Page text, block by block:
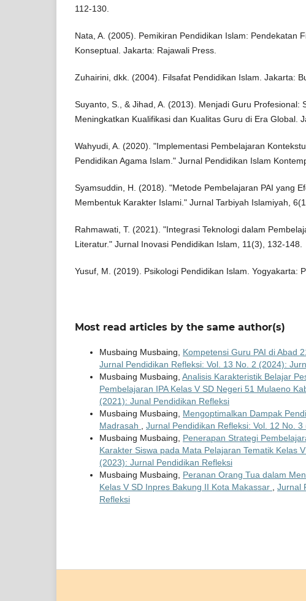
112-130.
Nata, A. (2005). Pemikiran Pendidikan Islam: Pendekatan
Konseptual. Jakarta: Rajawali Press.
Zuhairini, dkk. (2004). Filsafat Pendidikan Islam. Jakarta:
Suyanto, S., & Jihad, A. (2013). Menjadi Guru Profesional:
Meningkatkan Kualifikasi dan Kualitas Guru di Era Global.
Wahyudi, A. (2020). "Implementasi Pembelajaran
Pendidikan Agama Islam." Jurnal Pendidikan Islam
Syamsuddin, H. (2018). "Metode Pembelajaran PAI yang
Membentuk Karakter Islami." Jurnal Tarbiyah Islamiyah,
Rahmawati, T. (2021). "Integrasi Teknologi dalam
Literatur." Jurnal Inovasi Pendidikan Islam, 11(3), 132-148.
Yusuf, M. (2019). Psikologi Pendidikan Islam. Yogyakarta:
Most read articles by the same author(s)
Musbaing Musbaing, Kompetensi Guru PAI di Abad
Jurnal Pendidikan Refleksi: Vol. 13 No. 2 (2024):
Musbaing Musbaing, Analisis Karakteristik Belajar
Pembelajaran IPA Kelas V SD Negeri 51 Mulaeno
(2021): Junal Pendidikan Refleksi
Musbaing Musbaing, Mengoptimalkan Dampak
Madrasah
Jurnal Pendidikan Refleksi: Vol. 12 No.
Musbaing Musbaing, Penerapan Strategi
Karakter Siswa pada Mata Pelajaran Tematik Kelas
(2023): Jurnal Pendidikan Refleksi
Musbaing Musbaing, Peranan Orang Tua dalam
Kelas V SD Inpres Bakung II Kota Makassar
Jurnal
Refleksi